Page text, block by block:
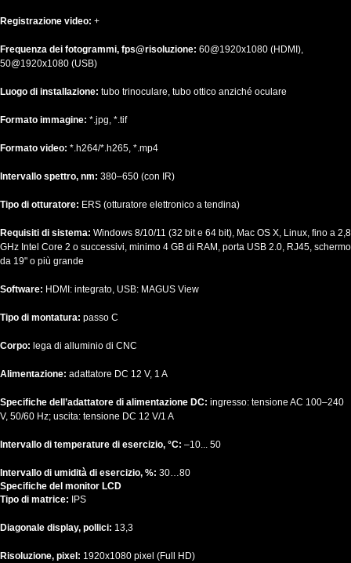
Registrazione video: +
Frequenza dei fotogrammi, fps@risoluzione: 60@1920х1080 (HDMI),
50@1920х1080 (USB)
Luogo di installazione: tubo trinoculare, tubo ottico anziché oculare
Formato immagine: *.jpg, *.tif
Formato video: *.h264/*.h265, *.mp4
Intervallo spettro, nm: 380–650 (con IR)
Tipo di otturatore: ERS (otturatore elettronico a tendina)
Requisiti di sistema: Windows 8/10/11 (32 bit e 64 bit), Mac OS X, Linux, fino a 2,8
GHz Intel Core 2 o successivi, minimo 4 GB di RAM, porta USB 2.0, RJ45, schermo
da 19" o più grande
Software: HDMI: integrato, USB: MAGUS View
Tipo di montatura: passo C
Corpo: lega di alluminio di CNC
Alimentazione: adattatore DC 12 V, 1 A
Specifiche dell’adattatore di alimentazione DC: ingresso: tensione AC 100–240
V, 50/60 Hz; uscita: tensione DC 12 V/1 A
Intervallo di temperature di esercizio, °C: –10... 50
Intervallo di umidità di esercizio, %: 30…80
Specifiche del monitor LCD
Tipo di matrice:
IPS
Diagonale display, pollici: 13,3
Risoluzione, pixel: 1920x1080 pixel (Full HD)